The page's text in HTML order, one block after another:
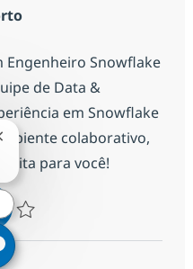
Engenheiro Snowflake
de Data &
em Snowflake
colaborativo,
para você!
Engineer - Porto
la notification du